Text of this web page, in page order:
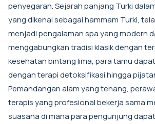
penyegaran. Sejarah panjang Turki
yang dikenal sebagai hammam Turki,
menjadi pengalaman spa yang modern
menggabungkan tradisi klasik dengan
kesehatan bintang lima, para tamu
dengan terapi detoksifikasi hingga
Pemandangan alam yang tenang,
terapis yang profesional bekerja sama
suasana di mana para pengunjung